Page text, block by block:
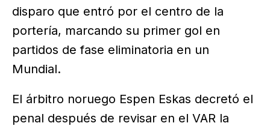
disparo que entró por el centro de la
portería, marcando su primer gol en
partidos de fase eliminatoria en un
Mundial.
El árbitro noruego Espen Eskas decretó el
penal después de revisar en el VAR la